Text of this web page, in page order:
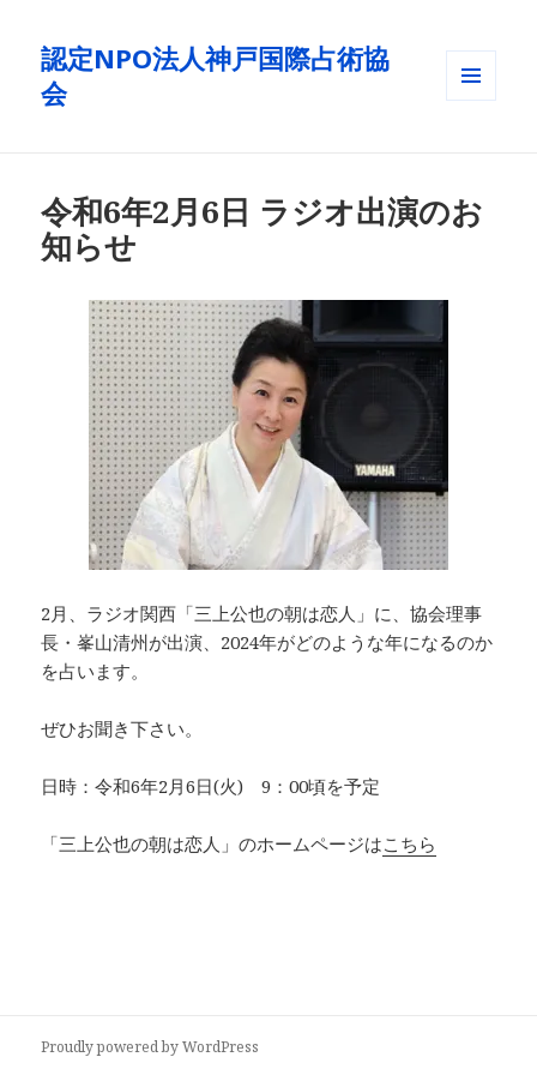
認定NPO法人神戸国際占術協
会
令和6年2月6日 ラジオ出演のお
知らせ
2月、ラジオ関西「三上公也の朝は恋人」に、協会理事
長・峯山清州が出演、2024年がどのような年になるのか
を占います。
ぜひお聞き下さい。
日時：令和6年2月6日(火) 9：00頃を予定
「三上公也の朝は恋人」のホームページはこちら
Proudly powered by WordPress